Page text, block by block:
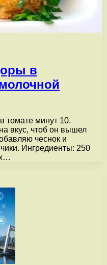
в
томате минут 10.
вкус, чтоб он вышел
чеснок и
Ингредиенты: 250